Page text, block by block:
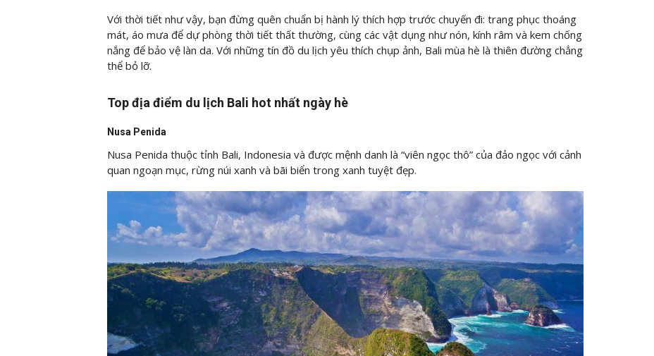
Với thời tiết như vậy, bạn đừng quên chuẩn bị hành lý thích hợp trước chuyến đi: trang phục thoáng
mát, áo mưa để dự phòng thời tiết thất thường, cùng các vật dụng như nón, kính râm và kem chống
nắng để bảo vệ làn da. Với những tín đồ du lịch yêu thích chụp ảnh, Bali mùa hè là thiên đường chẳng
thể bỏ lỡ.
Top địa điểm du lịch Bali hot nhất ngày hè
Nusa Penida
Nusa Penida thuộc tỉnh Bali, Indonesia và được mệnh danh là “viên ngọc thô” của đảo ngọc với cảnh
quan ngoạn mục, rừng núi xanh và bãi biển trong xanh tuyệt đẹp.